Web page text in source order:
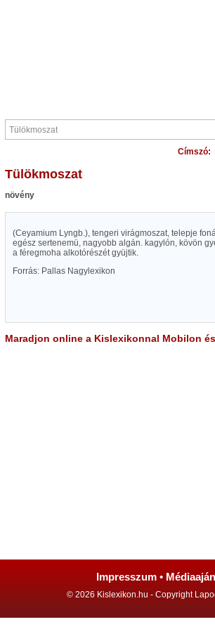
Címszó:
Tülökmoszat
növény
(Ceyamium Lyngb.), tengeri virágmoszat, telepje
egész sertenemü, nagyobb algán. kagylón, kövön
a féregmoha alkotórészét gyüjtik.
Forrás: Pallas Nagylexikon
Maradjon online a Kislexikonnal Mobilon
Impresszum •
© 2026 Kislexikon.hu - Copyright